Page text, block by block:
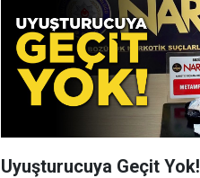
Uyuşturucuya Geçit Yok!